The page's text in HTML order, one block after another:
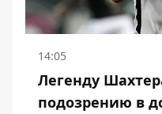
14:05
Легенду
подозрению в